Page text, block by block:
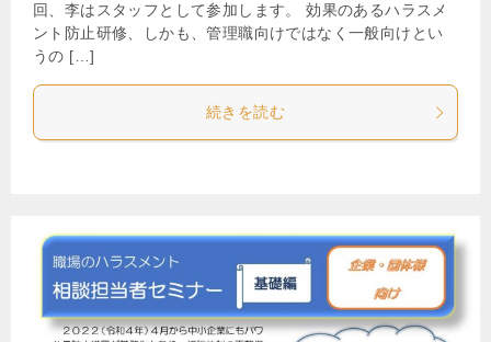
回、李はスタッフとして参加します。 効果のあるハラスメ
ント防止研修、しかも、管理職向けではなく一般向けとい
うの […]
続きを読む